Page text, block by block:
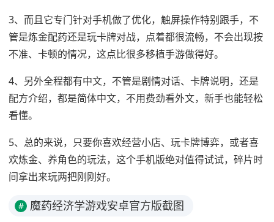
3、而且它专门针对手机做了优化，触屏操作特别跟手，不
管是炼金配药还是玩卡牌对战，点着都很流畅，不会出现按
不准、卡顿的情况，这点比很多移植手游做得好。
4、另外全程都有中文，不管是剧情对话、卡牌说明，还是
配方介绍，都是简体中文，不用费劲看外文，新手也能轻松
看懂。
5、总的来说，只要你喜欢经营小店、玩卡牌博弈，或者喜
欢炼金、养角色的玩法，这个手机版绝对值得试试，碎片时
间拿出来玩两把刚刚好。
# 魔药经济学游戏安卓官方版截图